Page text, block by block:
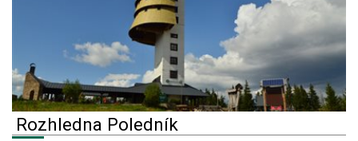
Rozhledna Poledník